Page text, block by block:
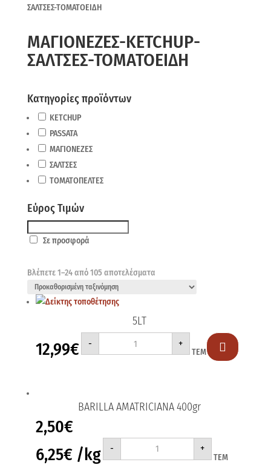
ΣΑΛΤΣΕΣ-ΤΟΜΑΤΟΕΙΔΗ
ΜΑΓΙΟΝΕΖΕΣ-KETCHUP-
ΣΑΛΤΣΕΣ-ΤΟΜΑΤΟΕΙΔΗ
Κατηγορίες προϊόντων
KETCHUP
PASSATA
ΜΑΓΙΟΝΕΖΕΣ
ΣΑΛΤΣΕΣ
ΤΟΜΑΤΟΠΕΛΤΕΣ
Εύρος Τιμών
Σε προσφορά
Βλέπετε 1–24 από 105 αποτελέσματα
5LT
12,99€ -
5LT
+
ΤΕΜ 
BARILLA AMATRICIANA 400gr
2,50€
6,25€ /kg -
BARILLA
AMATRICIANA
400gr
+
ΤΕΜ